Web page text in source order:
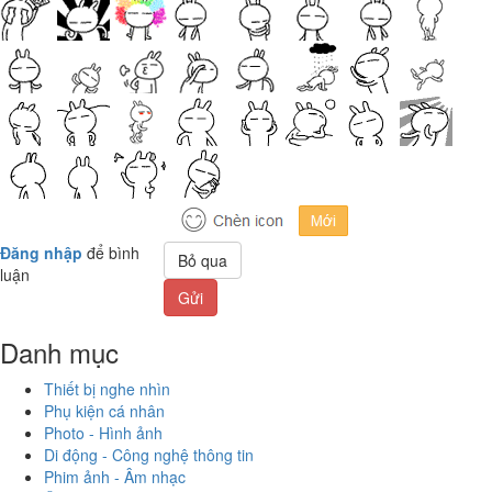
Đăng nhập để bình
luận
Bỏ qua
Gửi
Danh mục
Thiết bị nghe nhìn
Phụ kiện cá nhân
Photo - Hình ảnh
Di động - Công nghệ thông tin
Phim ảnh - Âm nhạc